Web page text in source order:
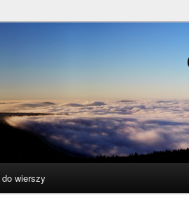
wierszy